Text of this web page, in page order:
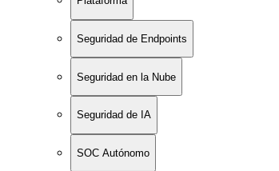
Seguridad de Endpoints
Seguridad en la Nube
Seguridad de IA
SOC Autónomo